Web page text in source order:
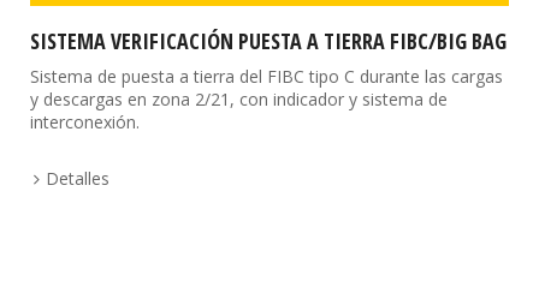
SISTEMA VERIFICACIÓN PUESTA A TIERRA FIBC/BIG BAG
Sistema de puesta a tierra del FIBC tipo C durante las cargas
y descargas en zona 2/21, con indicador y sistema de
interconexión.
Detalles